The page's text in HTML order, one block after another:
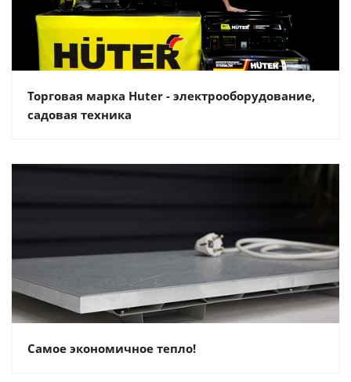
Торговая марка Huter - электрооборудование,
садовая техника
Самое экономичное тепло!